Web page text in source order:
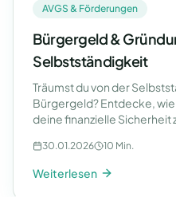
AVGS & Förderungen
Bürgergeld &
Selbstständigkeit
Träumst du von der
Bürgergeld? Entdecke,
deine finanzielle Sicherheit
30.01.2026 10 Min.
Weiterlesen